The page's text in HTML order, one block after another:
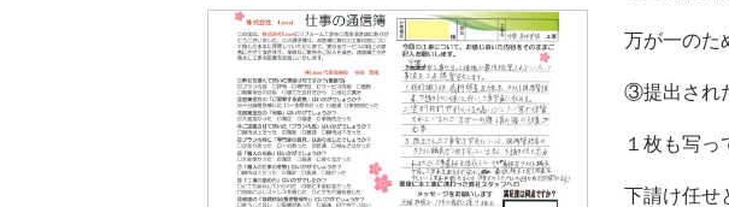
万が一のた
③提出され
１枚も写っ
下請け任せ